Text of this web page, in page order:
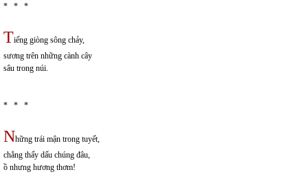
* * *
Tiếng giòng sông chảy,
sương trên những cành cây
sâu trong núi.
* * *
Những trái mận trong tuyết,
chẳng thấy dấu chúng đâu,
ồ nhưng hương thơm!